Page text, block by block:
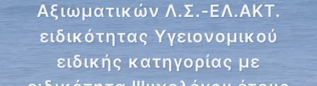
Αξιωματικών Λ.Σ.-ΕΛ.ΑΚΤ.
ειδικότητας Υγειονομικού
ειδικής κατηγορίας με